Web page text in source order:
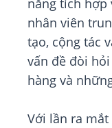
năng tích hợp
nhân viên
tạo, cộng tác
vấn đề đòi
hàng và
Với lần ra mắt